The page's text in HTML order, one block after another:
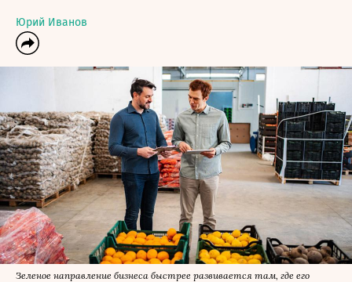
Юрий Иванов
Зеленое направление бизнеса быстрее развивается там, где его